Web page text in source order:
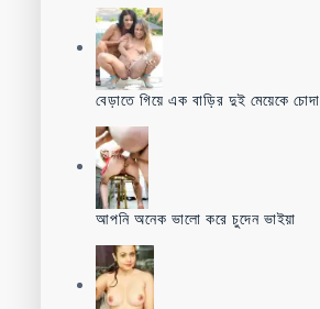
বেড়াতে গিয়ে এক বাড়ির দুই মেয়েকে চোদা
আপনি অনেক ভালো করে চুদেন ভাইয়া